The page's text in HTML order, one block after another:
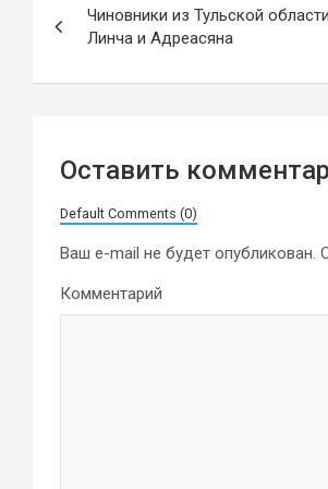
по
записям
Чиновники из Тульской
Линча и Адреасяна
Оставить
Default Comments (0)
Ваш e-mail не будет опубликован.
Комментарий